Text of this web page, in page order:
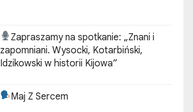
Zapraszamy na spotkanie: „Znani i
zapomniani. Wysocki, Kotarbiński,
Idzikowski w historii Kijowa”
Maj Z Sercem